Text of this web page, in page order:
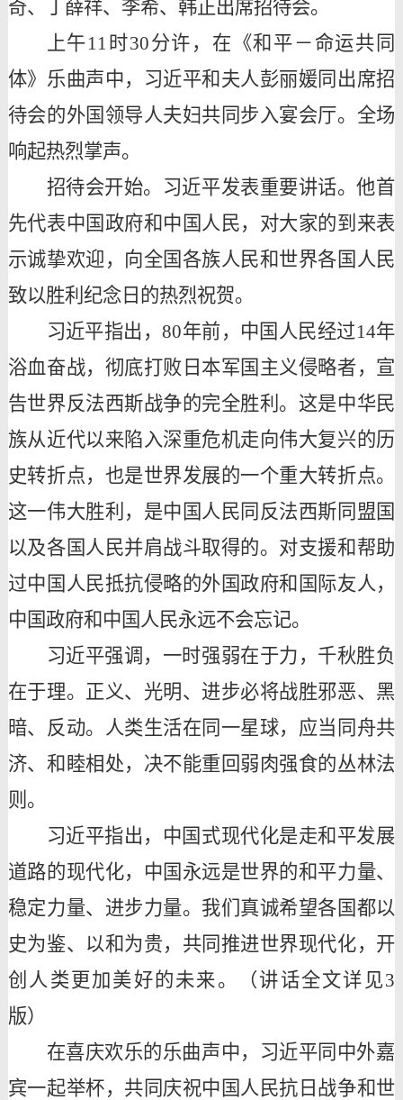
奇、丁薛祥、李希、韩正出席招待会。
上午11时30分许，在《和平－命运共同
体》乐曲声中，习近平和夫人彭丽媛同出席招
待会的外国领导人夫妇共同步入宴会厅。全场
响起热烈掌声。
招待会开始。习近平发表重要讲话。他首
先代表中国政府和中国人民，对大家的到来表
示诚挚欢迎，向全国各族人民和世界各国人民
致以胜利纪念日的热烈祝贺。
习近平指出，80年前，中国人民经过14年
浴血奋战，彻底打败日本军国主义侵略者，宣
告世界反法西斯战争的完全胜利。这是中华民
族从近代以来陷入深重危机走向伟大复兴的历
史转折点，也是世界发展的一个重大转折点。
这一伟大胜利，是中国人民同反法西斯同盟国
以及各国人民并肩战斗取得的。对支援和帮助
过中国人民抵抗侵略的外国政府和国际友人，
中国政府和中国人民永远不会忘记。
习近平强调，一时强弱在于力，千秋胜负
在于理。正义、光明、进步必将战胜邪恶、黑
暗、反动。人类生活在同一星球，应当同舟共
济、和睦相处，决不能重回弱肉强食的丛林法
则。
习近平指出，中国式现代化是走和平发展
道路的现代化，中国永远是世界的和平力量、
稳定力量、进步力量。我们真诚希望各国都以
史为鉴、以和为贵，共同推进世界现代化，开
创人类更加美好的未来。（讲话全文详见3
版）
在喜庆欢乐的乐曲声中，习近平同中外嘉
宾一起举杯，共同庆祝中国人民抗日战争和世